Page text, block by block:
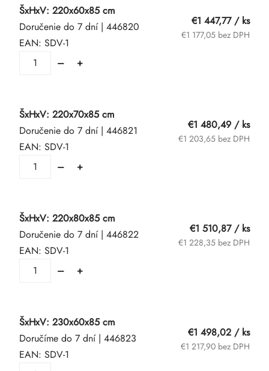
ŠxHxV: 220x60x85 cm
Doručenie do 7 dní | 446820
EAN: SDV-1
€1 447,77 / ks
€1 177,05 bez DPH
ŠxHxV: 220x70x85 cm
Doručenie do 7 dní | 446821
EAN: SDV-1
€1 480,49 / ks
€1 203,65 bez DPH
ŠxHxV: 220x80x85 cm
Doručenie do 7 dní | 446822
EAN: SDV-1
€1 510,87 / ks
€1 228,35 bez DPH
ŠxHxV: 230x60x85 cm
Doručíme do 7 dní | 446823
EAN: SDV-1
€1 498,02 / ks
€1 217,90 bez DPH